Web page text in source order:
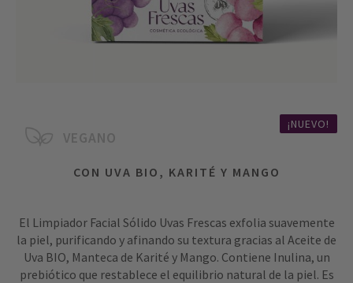
¡NUEVO!
VEGANO
CON UVA BIO, KARITÉ Y MANGO
El Limpiador Facial Sólido Uvas Frescas exfolia suavemente
la piel, purificando y afinando su textura gracias al Aceite de
Uva BIO, Manteca de Karité y Mango. Contiene Inulina, un
prebiótico que restablece el equilibrio natural de la piel. Es